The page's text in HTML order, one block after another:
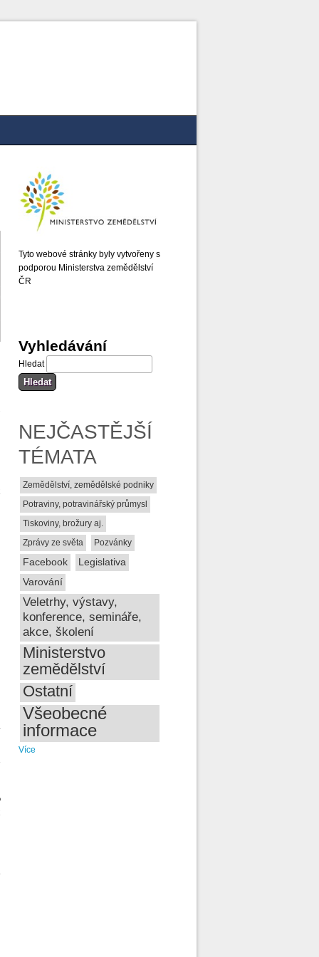
Tyto webové stránky byly vytvořeny s
podporou Ministerstva zemědělství
ČR
Vyhledávání
Hledat
NEJČASTĚJŠÍ
TÉMATA
Zemědělství, zemědělské podniky
Potraviny, potravinářský průmysl
Tiskoviny, brožury aj.
Zprávy ze světa
Pozvánky
Facebook
Legislativa
Varování
Veletrhy, výstavy,
konference, semináře,
akce, školení
Ministerstvo
zemědělství
Ostatní
Všeobecné
informace
Více